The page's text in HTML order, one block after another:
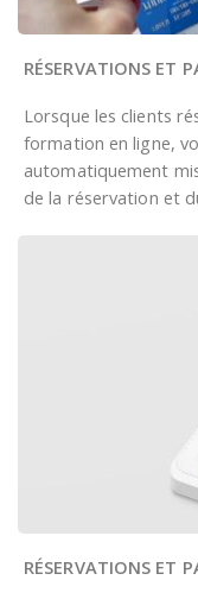
RÉSERVATIONS ET
Lorsque les clients
formation en ligne,
automatiquement
de la réservation et
RÉSERVATIONS ET